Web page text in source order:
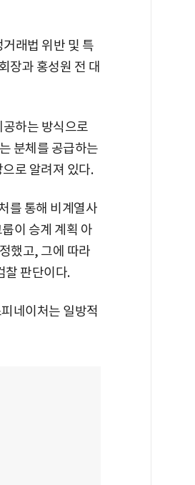
래법 위반 및 특
장과 홍성원 전 대
하는 방식으로
분체를 공급하는
로 알려져 있다.
를 통해 비계열사
이 승계 계획 아
했고, 그에 따라
찰 판단이다.
네이처는 일방적